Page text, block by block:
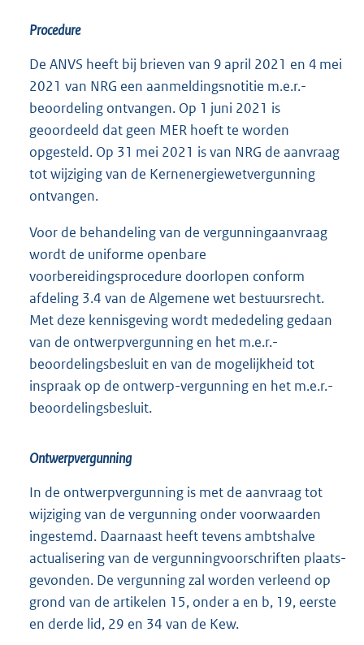
Procedure
De ANVS heeft bij brieven van 9 april 2021 en 4 mei
2021 van NRG een aanmeldingsnotitie m.e.r.-
beoordeling ontvangen. Op 1 juni 2021 is
geoordeeld dat geen MER hoeft te worden
opgesteld. Op 31 mei 2021 is van NRG de aanvraag
tot wijziging van de Kernenergiewetvergunning
ontvangen.
Voor de behandeling van de vergunningaanvraag
wordt de uniforme openbare
voorbereidingsprocedure doorlopen conform
afdeling 3.4 van de Algemene wet bestuursrecht.
Met deze kennisgeving wordt mededeling gedaan
van de ontwerpvergunning en het m.e.r.-
beoordelingsbesluit en van de mogelijkheid tot
inspraak op de ontwerp-vergunning en het m.e.r.-
beoordelingsbesluit.
Ontwerpvergunning
In de ontwerpvergunning is met de aanvraag tot
wijziging van de vergunning onder voorwaarden
ingestemd. Daarnaast heeft tevens ambtshalve
actualisering van de vergunningvoorschriften plaats-
gevonden. De vergunning zal worden verleend op
grond van de artikelen 15, onder a en b, 19, eerste
en derde lid, 29 en 34 van de Kew.